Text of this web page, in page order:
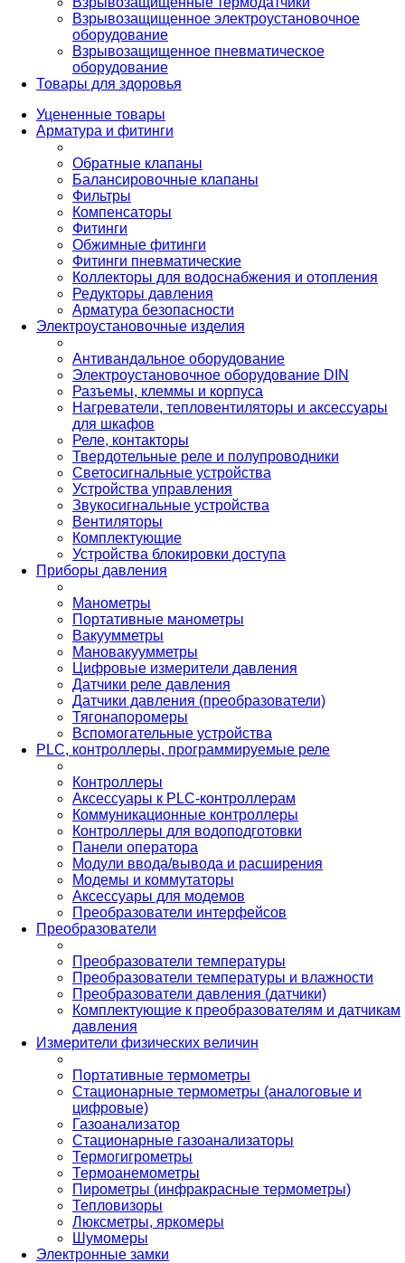
Взрывозащищенное электроустановочное
оборудование
Взрывозащищенное пневматическое
оборудование
Товары для здоровья
Уцененные товары
Арматура и фитинги
Обратные клапаны
Балансировочные клапаны
Фильтры
Компенсаторы
Фитинги
Обжимные фитинги
Фитинги пневматические
Коллекторы для водоснабжения и отопления
Редукторы давления
Арматура безопасности
Электроустановочные изделия
Антивандальное оборудование
Электроустановочное оборудование DIN
Разъемы, клеммы и корпуса
Нагреватели, тепловентиляторы и аксессуары
для шкафов
Реле, контакторы
Твердотельные реле и полупроводники
Светосигнальные устройства
Устройства управления
Звукосигнальные устройства
Вентиляторы
Комплектующие
Устройства блокировки доступа
Приборы давления
Манометры
Портативные манометры
Вакуумметры
Мановакуумметры
Цифровые измерители давления
Датчики реле давления
Датчики давления (преобразователи)
Тягонапоромеры
Вспомогательные устройства
PLС, контроллеры, программируемые реле
Контроллеры
Аксессуары к PLC-контроллерам
Коммуникационные контроллеры
Контроллеры для водоподготовки
Панели оператора
Модули ввода/вывода и расширения
Модемы и коммутаторы
Аксессуары для модемов
Преобразователи интерфейсов
Преобразователи
Преобразователи температуры
Преобразователи температуры и влажности
Преобразователи давления (датчики)
Комплектующие к преобразователям и датчикам
давления
Измерители физических величин
Портативные термометры
Стационарные термометры (аналоговые и
цифровые)
Газоанализатор
Стационарные газоанализаторы
Термогигрометры
Термоанемометры
Пирометры (инфракрасные термометры)
Тепловизоры
Люксметры, яркомеры
Шумомеры
Электронные замки